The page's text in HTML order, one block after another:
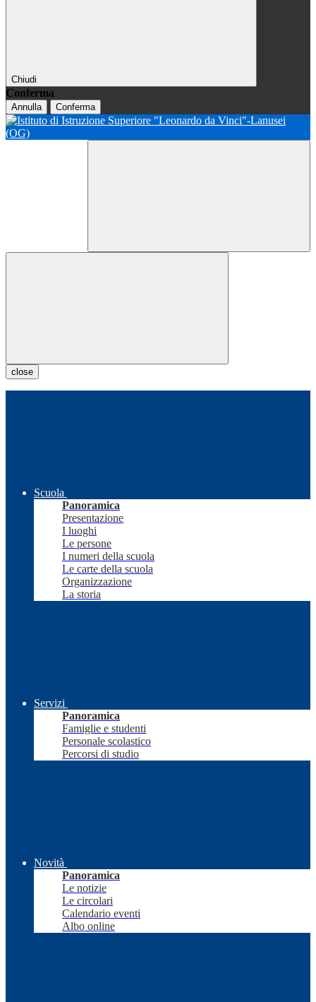
Chiudi
Conferma
Annulla Conferma
close
Scuola
Panoramica
Presentazione
I luoghi
Le persone
I numeri della scuola
Le carte della scuola
Organizzazione
La storia
Servizi
Panoramica
Famiglie e studenti
Personale scolastico
Percorsi di studio
Novità
Panoramica
Le notizie
Le circolari
Calendario eventi
Albo online